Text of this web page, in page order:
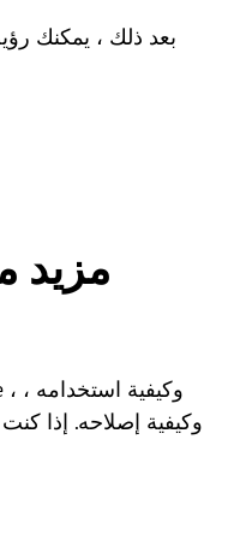
بعد ذلك ، يمكنك
مزيد
وكيفية إصلاحه. إذا